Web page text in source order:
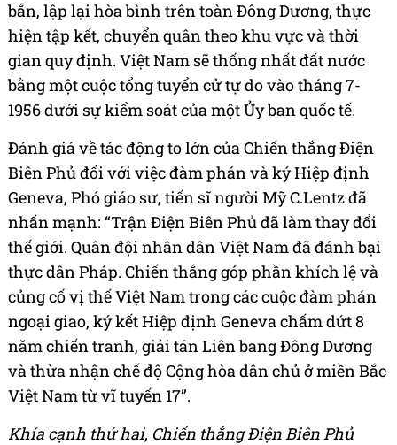
bắn, lập lại hòa bình trên toàn Đông Dương, thực
hiện tập kết, chuyển quân theo khu vực và thời
gian quy định. Việt Nam sẽ thống nhất đất nước
bằng một cuộc tổng tuyển cử tự do vào tháng 7-
1956 dưới sự kiểm soát của một Ủy ban quốc tế.
Đánh giá về tác động to lớn của Chiến thắng Điện
Biên Phủ đối với việc đàm phán và ký Hiệp định
Geneva, Phó giáo sư, tiến sĩ người Mỹ C.Lentz đã
nhấn mạnh: “Trận Điện Biên Phủ đã làm thay đổi
thế giới. Quân đội nhân dân Việt Nam đã đánh bại
thực dân Pháp. Chiến thắng góp phần khích lệ và
củng cố vị thế Việt Nam trong các cuộc đàm phán
ngoại giao, ký kết Hiệp định Geneva chấm dứt 8
năm chiến tranh, giải tán Liên bang Đông Dương
và thừa nhận chế độ Cộng hòa dân chủ ở miền Bắc
Việt Nam từ vĩ tuyến 17”.
Khía cạnh thứ hai, Chiến thắng Điện Biên Phủ